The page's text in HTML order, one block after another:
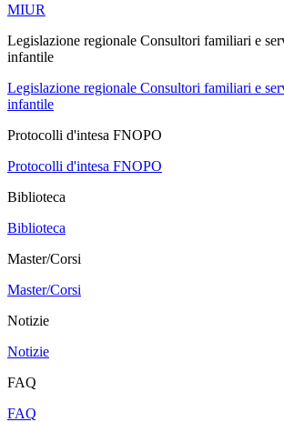
MIUR
Legislazione regionale Consultori familiari e
infantile
Legislazione regionale Consultori familiari e
infantile
Protocolli d'intesa FNOPO
Protocolli d'intesa FNOPO
Biblioteca
Biblioteca
Master/Corsi
Master/Corsi
Notizie
Notizie
FAQ
FAQ